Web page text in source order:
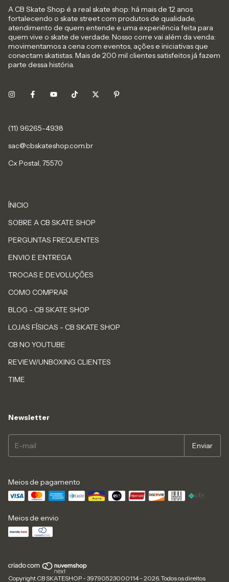
A CB Skate Shop é a real skate shop: há mais de 12 anos
fortalecendo o skate street com produtos de qualidade,
atendimento de quem entende e uma experiência feita para
quem vive o skate de verdade. Nosso corre vai além da venda:
movimentamos a cena com eventos, ações e iniciativas que
conectam skatistas. Mais de 200 mil clientes satisfeitos já fazem
parte dessa história.
sac@cbskateshop.com.br
Cx Postal, 75570
ÍNICIO
SOBRE A CB SKATE SHOP
PERGUNTAS FREQUENTES
ENVIO E ENTREGA
TROCAS E DEVOLUÇÕES
COMO COMPRAR
BLOG - CB SKATE SHOP
LOJAS FÍSICAS - CB SKATE SHOP
CB NO YOUTUBE
REVIEW/UNBOXING CLIENTES
TIME
Newsletter
Meios de pagamento
Meios de envio
Copyright CB SKATESHOP - 39790523000114 - 2026. Todos os direitos